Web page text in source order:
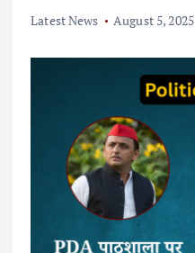
Latest News August 5, 2025